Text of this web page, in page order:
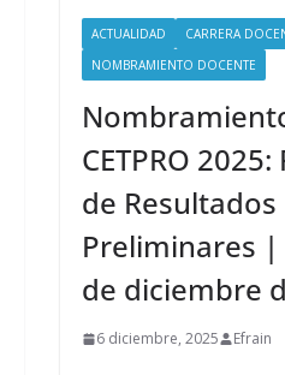
ACTUALIDAD
CARRERA
NOMBRAMIENTO DOCENTE
CETPRO
de Resultados
Preliminares |
de diciembre
6 diciembre, 2025 Efrain